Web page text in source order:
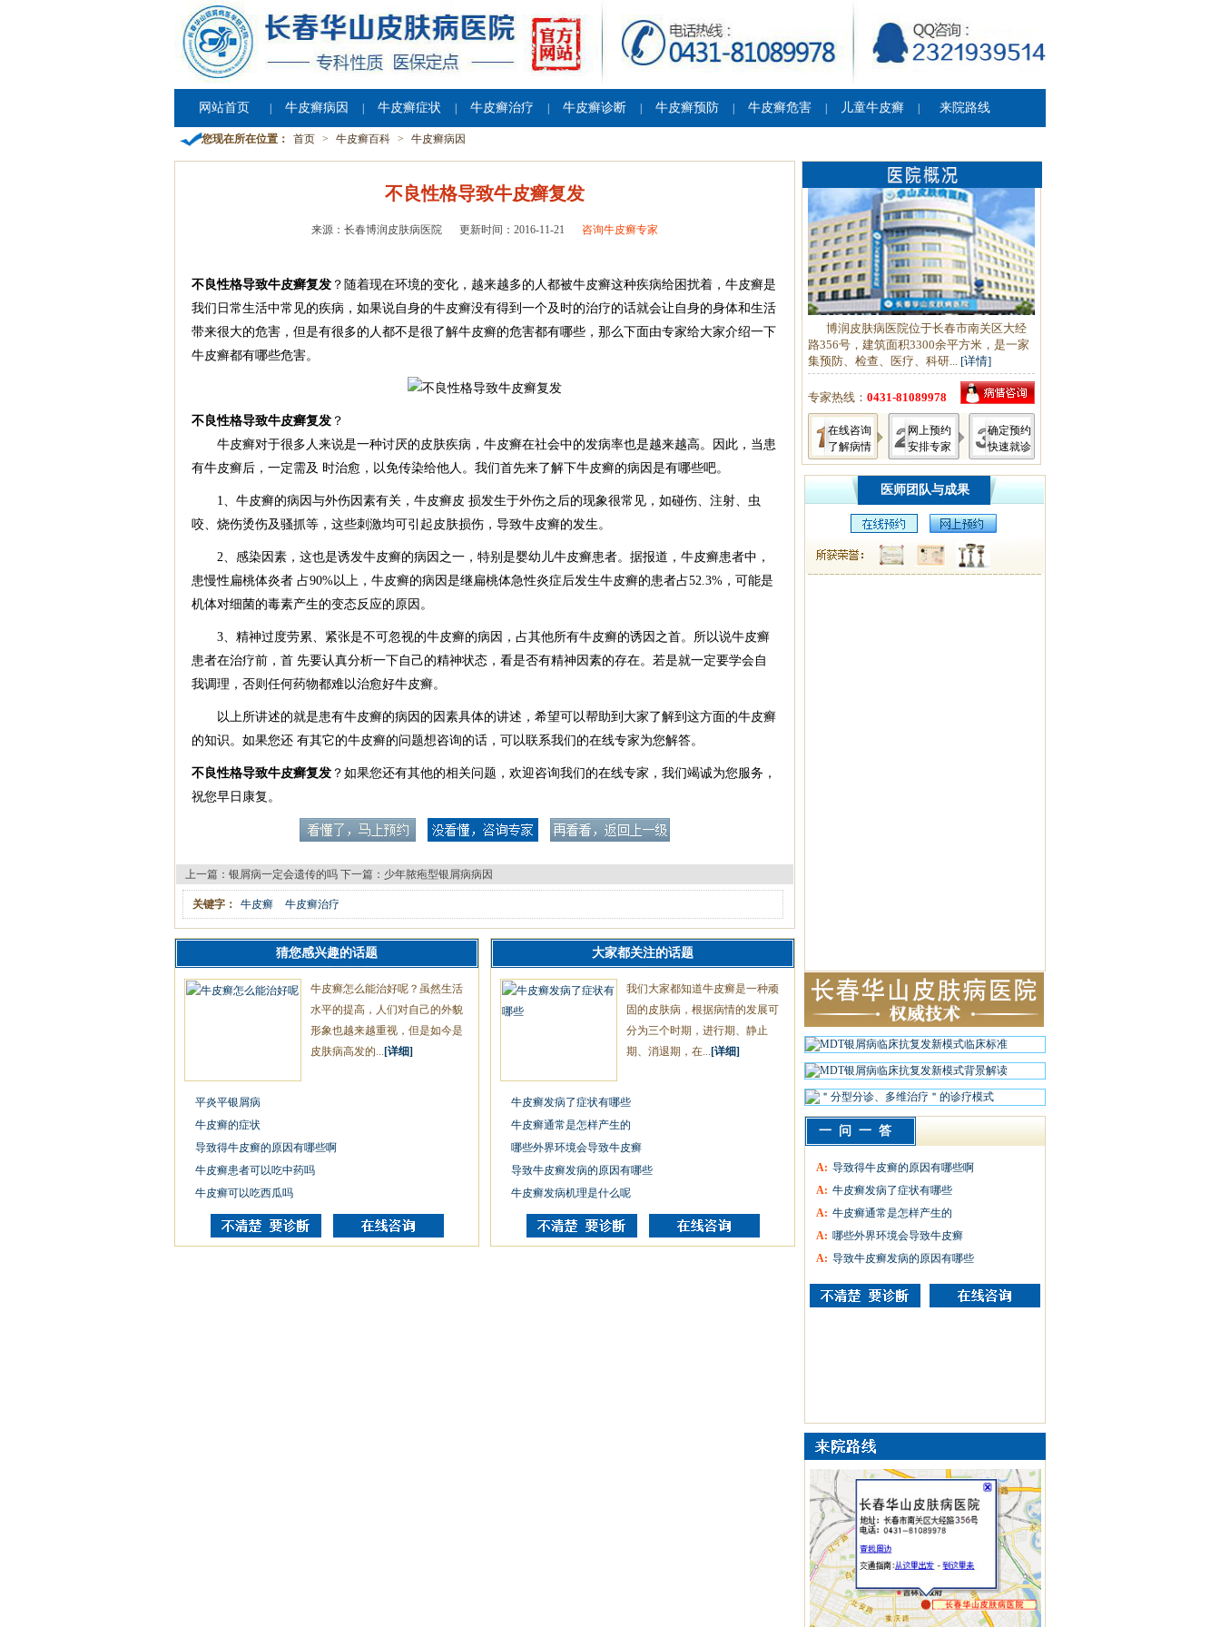
网站首页 牛皮癣病因 牛皮癣症状 牛皮癣治疗 牛皮癣诊断 牛皮癣预防 牛皮癣危害 儿童牛皮癣 来院路线
您现在所在位置： 首页 > 牛皮癣百科 > 牛皮癣病因
不良性格导致牛皮癣复发
来源：长春博润皮肤病医院 更新时间：2016-11-21 咨询牛皮癣专家
不良性格导致牛皮癣复发 ？随着现在环境的变化，越来越多的人都被牛皮癣这种疾病给困扰着，牛皮癣是
我们日常生活中常见的疾病，如果说自身的牛皮癣没有得到一个及时的治疗的话就会让自身的身体和生活
带来很大的危害，但是有很多的人都不是很了解牛皮癣的危害都有哪些，那么下面由专家给大家介绍一下
牛皮癣都有哪些危害。
不良性格导致牛皮癣复发 ？
牛皮癣对于很多人来说是一种讨厌的皮肤疾病，牛皮癣在社会中的发病率也是越来越高。因此，当患
有牛皮癣后，一定需及 时治愈，以免传染给他人。我们首先来了解下牛皮癣的病因是有哪些吧。
1、牛皮癣的病因与外伤因素有关，牛皮癣皮 损发生于外伤之后的现象很常见，如碰伤、注射、虫
咬、烧伤烫伤及骚抓等，这些刺激均可引起皮肤损伤，导致牛皮癣的发生。
2、感染因素，这也是诱发牛皮癣的病因之一，特别是婴幼儿牛皮癣患者。据报道，牛皮癣患者中，
患慢性扁桃体炎者 占90%以上，牛皮癣的病因是继扁桃体急性炎症后发生牛皮癣的患者占52.3%，可能是
机体对细菌的毒素产生的变态反应的原因。
3、精神过度劳累、紧张是不可忽视的牛皮癣的病因，占其他所有牛皮癣的诱因之首。所以说牛皮癣
患者在治疗前，首 先要认真分析一下自己的精神状态，看是否有精神因素的存在。若是就一定要学会自
我调理，否则任何药物都难以治愈好牛皮癣。
以上所讲述的就是患有牛皮癣的病因的因素具体的讲述，希望可以帮助到大家了解到这方面的牛皮癣
的知识。如果您还 有其它的牛皮癣的问题想咨询的话，可以联系我们的在线专家为您解答。
不良性格导致牛皮癣复发 ？如果您还有其他的相关问题，欢迎咨询我们的在线专家，我们竭诚为您服务，
祝您早日康复。
上一篇： 银屑病一定会遗传的吗 下一篇： 少年脓疱型银屑病病因
关键字： 牛皮癣 牛皮癣治疗
猜您感兴趣的话题
牛皮癣怎么能治好呢？虽然生活
水平的提高，人们对自己的外貌
形象也越来越重视，但是如今是
皮肤病高发的... [详细]
平炎平银屑病
牛皮癣的症状
导致得牛皮癣的原因有哪些啊
牛皮癣患者可以吃中药吗
牛皮癣可以吃西瓜吗
大家都关注的话题
我们大家都知道牛皮癣是一种顽
固的皮肤病，根据病情的发展可
分为三个时期，进行期、静止
期、消退期，在... [详细]
牛皮癣发病了症状有哪些
牛皮癣通常是怎样产生的
哪些外界环境会导致牛皮癣
导致牛皮癣发病的原因有哪些
牛皮癣发病机理是什么呢
博润皮肤病医院位于长春市南关区大经
路356号，建筑面积3300余平方米，是一家
集预防、检查、医疗、科研... [详情]
专家热线： 0431-81089978
在线咨询
了解病情
网上预约
安排专家
确定预约
快速就诊
医师团队与成果
一问一答
A: 导致得牛皮癣的原因有哪些啊
A: 牛皮癣发病了症状有哪些
A: 牛皮癣通常是怎样产生的
A: 哪些外界环境会导致牛皮癣
A: 导致牛皮癣发病的原因有哪些